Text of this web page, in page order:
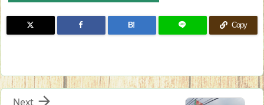
B! Copy

Next